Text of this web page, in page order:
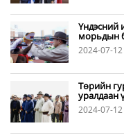
Үндэсний
морьдын
2024-07-12
Төрийн
уралдаан
2024-07-12